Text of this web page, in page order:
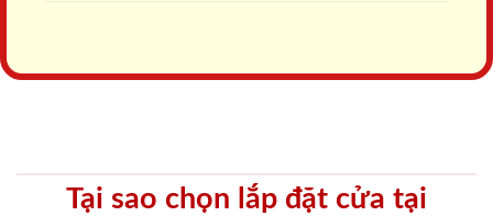
Tại sao chọn lắp đặt cửa tại